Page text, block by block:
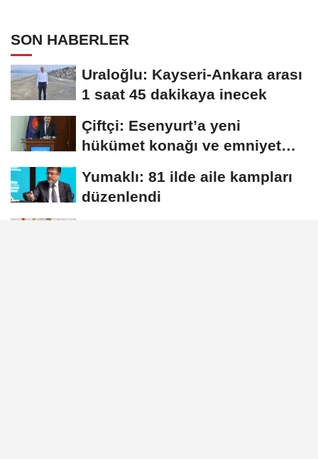
SON HABERLER
Uraloğlu: Kayseri-Ankara arası
1 saat 45 dakikaya inecek
Çiftçi: Esenyurt’a yeni
hükümet konağı ve emniyet
Yumaklı: 81 ilde aile kampları
düzenlendi